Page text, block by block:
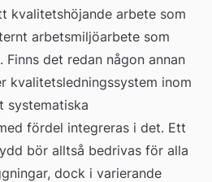
kvalitetshöjande arbete som
arbetsmiljöarbete som
det redan någon annan
kvalitetsledningssystem inom
systematiska
fördel integreras i det. Ett
bör alltså bedrivas för alla
dock i varierande